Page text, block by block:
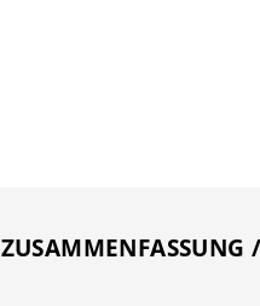
ZUSAMMENFASSUNG